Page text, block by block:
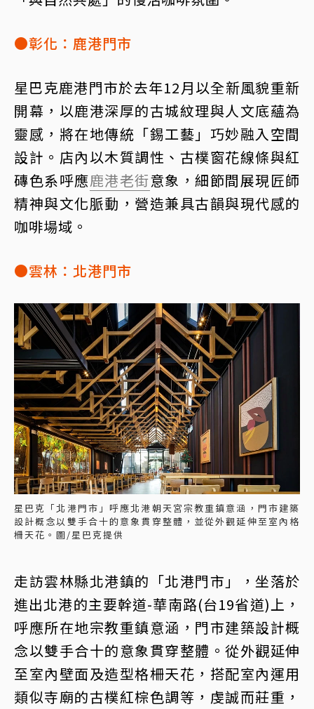
●彰化：鹿港門市
星巴克鹿港門市於去年12月以全新風貌重新
開幕，以鹿港深厚的古城紋理與人文底蘊為
靈感，將在地傳統「錫工藝」巧妙融入空間
設計。店內以木質調性、古樸窗花線條與紅
磚色系呼應鹿港老街意象，細節間展現匠師
精神與文化脈動，營造兼具古韻與現代感的
咖啡場域。
●雲林：北港門市
星巴克「北港門市」呼應北港朝天宮宗教重鎮意涵，門市建築
設計概念以雙手合十的意象貫穿整體，並從外觀延伸至室內格
柵天花。圖/星巴克提供
走訪雲林縣北港鎮的「北港門市」，坐落於
進出北港的主要幹道-華南路(台19省道)上，
呼應所在地宗教重鎮意涵，門市建築設計概
念以雙手合十的意象貫穿整體。從外觀延伸
至室內壁面及造型格柵天花，搭配室內運用
類似寺廟的古樸紅棕色調等，虔誠而莊重，